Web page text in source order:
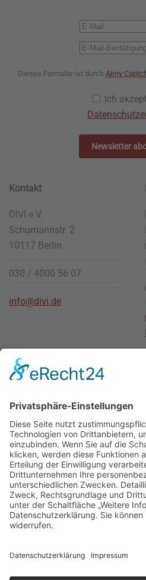
Dieses Formular ist durch Aimy
Ich
Newsletter
Kontakt
DIVI e.V.
Schumannstr. 2
10117 Berlin
030 / 4000 56 07
info@divi.de
Stellenmarkt
Für Arbeitgeber
Social Media
Social